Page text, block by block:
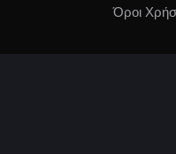
Όροι